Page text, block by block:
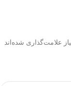
علامت‌گذاری شده‌اند